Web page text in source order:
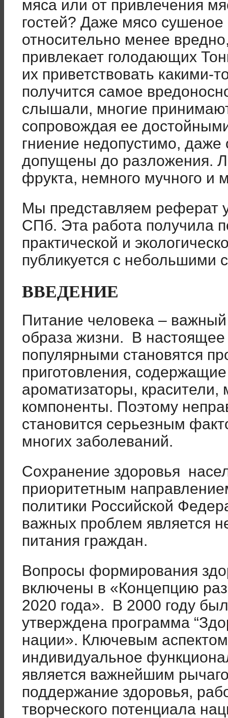
мяса или от привлечения
гостей? Даже мясо сушеное
относительно менее
привлекает голодающих
их приветствовать какими-
получится самое
слышали, многие
сопровождая ее
гниение недопустимо,
допущены до разложения.
фрукта, немного мучного и
Мы представляем реферат
СПб. Эта работа получила
практической и
публикуется с небольшими
ВВЕДЕНИЕ
Питание человека –
образа жизни. В
популярными становятся
приготовления,
ароматизаторы,
компоненты. Поэтому
становится серьезным
многих заболеваний.
Сохранение здоровья
приоритетным
политики Российской
важных проблем является
питания граждан.
Вопросы формирования
включены в «Концепцию
2020 года». В 2000 году
утверждена программа
нации». Ключевым
индивидуальное
является важнейшим
поддержание здоровья,
творческого потенциала